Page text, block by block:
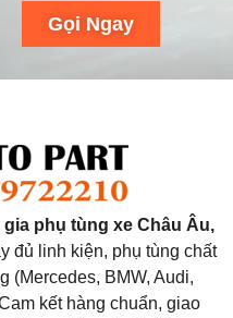
Gọi Ngay
phụ tùng xe Châu Âu,
đủ linh kiện, phụ tùng chất
(Mercedes, BMW, Audi,
kết hàng chuẩn, giao